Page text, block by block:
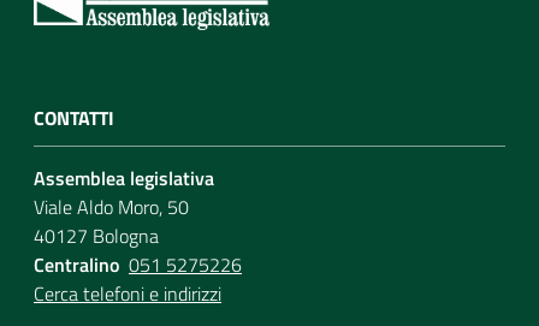
CONTATTI
Assemblea legislativa
Viale Aldo Moro, 50
40127 Bologna
Centralino 051 5275226
Cerca telefoni e indirizzi